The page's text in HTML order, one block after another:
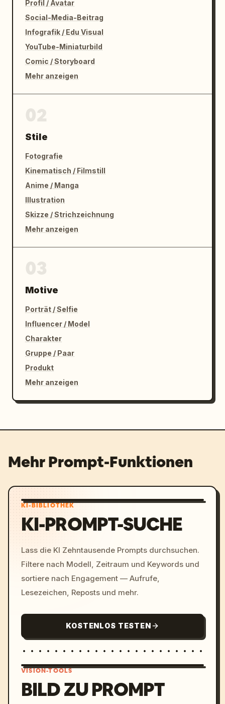
Profil / Avatar
Social-Media-Beitrag
Infografik / Edu Visual
YouTube-Miniaturbild
Comic / Storyboard
Mehr anzeigen
Stile
Fotografie
Kinematisch / Filmstill
Anime / Manga
Illustration
Skizze / Strichzeichnung
Mehr anzeigen
Motive
Porträt / Selfie
Influencer / Model
Charakter
Gruppe / Paar
Produkt
Mehr anzeigen
Mehr Prompt-Funktionen
KI-BIBLIOTHEK
KI-PROMPT-SUCHE
Lass die KI Zehntausende Prompts durchsuchen.
Filtere nach Modell, Zeitraum und Keywords und
sortiere nach Engagement — Aufrufe,
Lesezeichen, Reposts und mehr.
KOSTENLOS TESTEN
VISION-TOOLS
BILD ZU PROMPT